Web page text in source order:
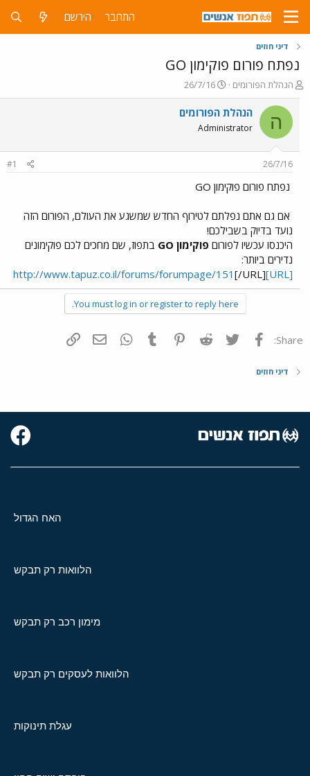
התחבר הירשם
דיני חוזים
נפתח פורום פוקימון GO
פ
ו
ת
ח
ה
ו
ש
א
הנהלת הפורומים
פ
ו
ר
ם
ר
י
26/7/16
ה הנהלת הפורומים
Administrator
26/7/16
#1
נפתח פורום פוקימון GO
אם גם אתם נפלתם לטירוף החדש שמשגע את העולם, הפורום הזה
נועד בדיוק בשבילכם!
היכנסו עכשיו לפורום פוקימון GO
בתפוז, שם מחכים לכם פוקימונים
נדירים ביותר:
[URL]http://www.tapuz.co.il/forums/forumpage/151
[/URL]
You must log in or register to reply here.
Share: פייסבוק Twitter
Reddit
Pinterest
Tumblr
WhatsAppדואר אלקטרוני
דיני חוזים
האח הגדול
הלוואות רק תבקש
מימון רכב רק תבקש
הלוואות לעסקים רק תבקש
עגלת תינוקות